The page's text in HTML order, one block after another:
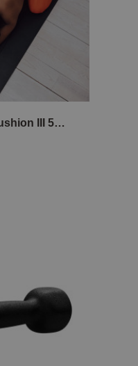
Yogamåtte Grip&Cushion III 5mm Svart